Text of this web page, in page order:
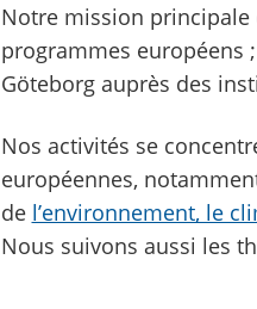
Notre mission principale
programmes européens
Göteborg auprès des
Nos activités se
européennes,
de l’environnement, le
Nous suivons aussi les